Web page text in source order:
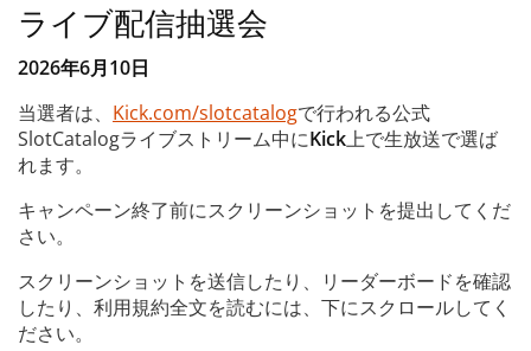
ライブ配信抽選会
2026年6月10日
当選者は、 Kick.com/slotcatalogで行われる公式
SlotCatalogライブストリーム中にKick上で生放送で選ば
れます。
キャンペーン終了前にスクリーンショットを提出してくだ
さい。
スクリーンショットを送信したり、リーダーボードを確認
したり、利用規約全文を読むには、下にスクロールしてく
ださい。